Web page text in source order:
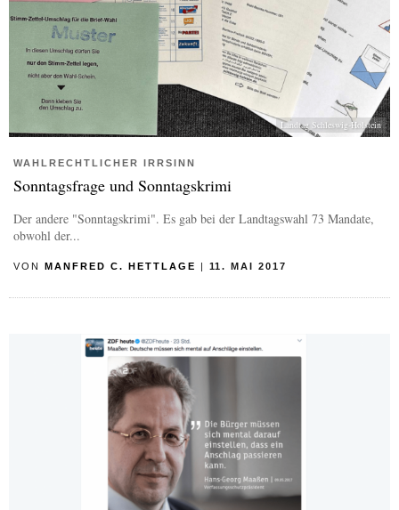
Landtag Schleswig-Holstein
WAHLRECHTLICHER IRRSINN
Sonntagsfrage und Sonntagskrimi
Der andere "Sonntagskrimi". Es gab bei der Landtagswahl 73 Mandate,
obwohl der...
VON MANFRED C. HETTLAGE | 11. MAI 2017